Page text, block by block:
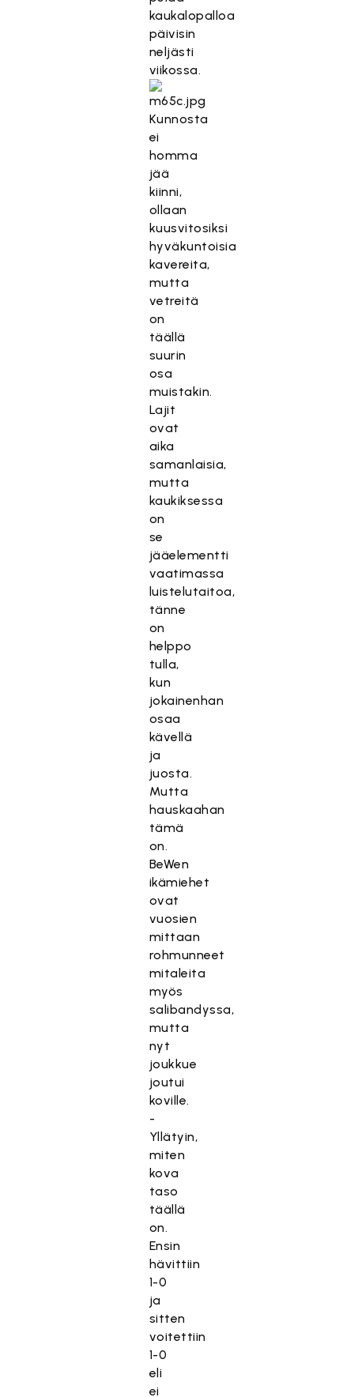
kaukalopalloa
päivisin
neljästi
viikossa.
Kunnosta
ei
homma
jää
kiinni,
ollaan
kuusvitosiksi
hyväkuntoisia
kavereita,
mutta
vetreitä
on
täällä
suurin
osa
muistakin.
Lajit
ovat
aika
samanlaisia,
mutta
kaukiksessa
on
se
jääelementti
vaatimassa
luistelutaitoa,
tänne
on
helppo
tulla,
kun
jokainenhan
osaa
kävellä
ja
juosta.
Mutta
hauskaahan
tämä
on.
BeWen
ikämiehet
ovat
vuosien
mittaan
rohmunneet
mitaleita
myös
salibandyssa,
mutta
nyt
joukkue
joutui
koville.
-
Yllätyin,
miten
kova
taso
täällä
on.
Ensin
hävittiin
1-0
ja
sitten
voitettiin
1-0
eli
ei